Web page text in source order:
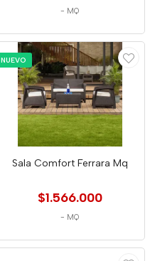
- MQ
NUEVO
Sala Comfort Ferrara Mq
$1.566.000
- MQ